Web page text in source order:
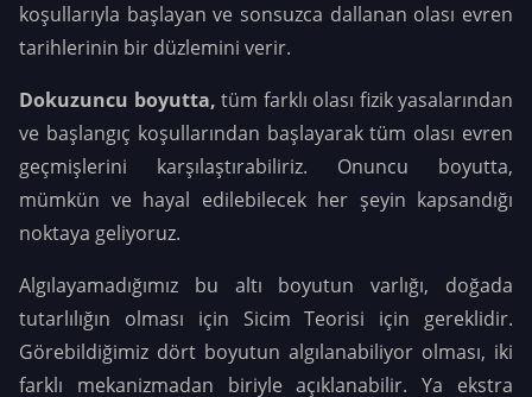
koşullarıyla başlayan ve sonsuzca dallanan olası evren
tarihlerinin bir düzlemini verir.
Dokuzuncu boyutta, tüm farklı olası fizik yasalarından
ve başlangıç koşullarından başlayarak tüm olası evren
geçmişlerini karşılaştırabiliriz. Onuncu boyutta,
mümkün ve hayal edilebilecek her şeyin kapsandığı
noktaya geliyoruz.
Algılayamadığımız bu altı boyutun varlığı, doğada
tutarlılığın olması için Sicim Teorisi için gereklidir.
Görebildiğimiz dört boyutun algılanabiliyor olması, iki
farklı mekanizmadan biriyle açıklanabilir. Ya ekstra